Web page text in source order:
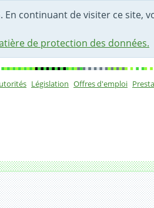
continuant de visiter ce site,
de protection des données.
Législation Offres d'emploi